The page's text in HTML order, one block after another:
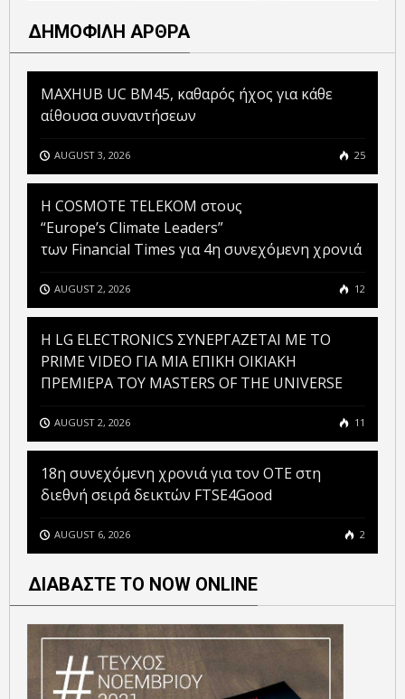
ΔΗΜΟΦΙΛΗ ΑΡΘΡΑ
MAXHUB UC BM45, καθαρός ήχος για κάθε
αίθουσα συναντήσεων
AUGUST 3, 2026 25
Η COSMOTE TELEKOM στους
“Europe’s Climate Leaders”
των Financial Times για 4η συνεχόμενη χρονιά
AUGUST 2, 2026 12
H LG ELECTRONICS ΣΥΝΕΡΓΑΖΕΤΑΙ ΜΕ ΤΟ
PRIME VIDEO ΓΙΑ ΜΙΑ ΕΠΙΚΗ ΟΙΚΙΑΚΗ
ΠΡΕΜΙΕΡΑ ΤΟΥ MASTERS OF THE UNIVERSE
AUGUST 2, 2026 11
18η συνεχόμενη χρονιά για τον ΟΤΕ στη
διεθνή σειρά δεικτών FTSE4Good
AUGUST 6, 2026 2
ΔΙΑΒΑΣΤΕ ΤΟ NOW ONLINE